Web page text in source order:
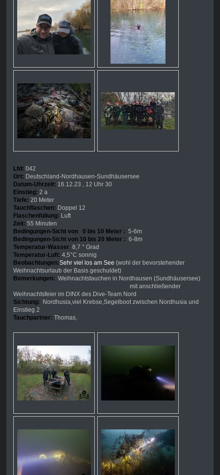
Lfd: 042
Ort: Deutschland-Nordhausen-Sundhäusersee
Datum-Uhrzeit: 16.12.23 , 12 Uhr 30
Einstieg: 2 a
Tiefe: 20 Meter
Tauchflaschen: Doppel 12
Flaschenfüllung: Luft
Zeit: 55 Minuten
Bedingungen-Sicht von 0 bis 10 Meter : 5-6m
Bedingungen-Sicht von 10 bis 20 Meter : 6-8m
Temperatur-Wasser: 8,7 ° Grad
Temperatur-Luft: 4,5°C sonnig
Beobachtungen:Sehr viel los am See (wohl der bevorstehender
Weihnachtsurlaub der Basis geschuldet)
Bemerkungen: Weihnachtstauchen in Nordhausen (Sundhäusersee)
mit anschließender
Weihnachtsfeier im DINX des Dive-Team Nord
Sichtung: Nordhusia,viel Krebse,Segelboot zwischen Nordhusia und
Einstieg 2
Tauchpartner: Thomas,